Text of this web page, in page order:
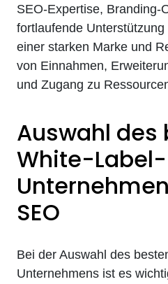
SEO-Expertise, Branding-
fortlaufende
einer starken Marke und
von Einnahmen,
und Zugang zu
Auswahl des
White-Label-
SEO
Bei der Auswahl des
Unternehmens ist es